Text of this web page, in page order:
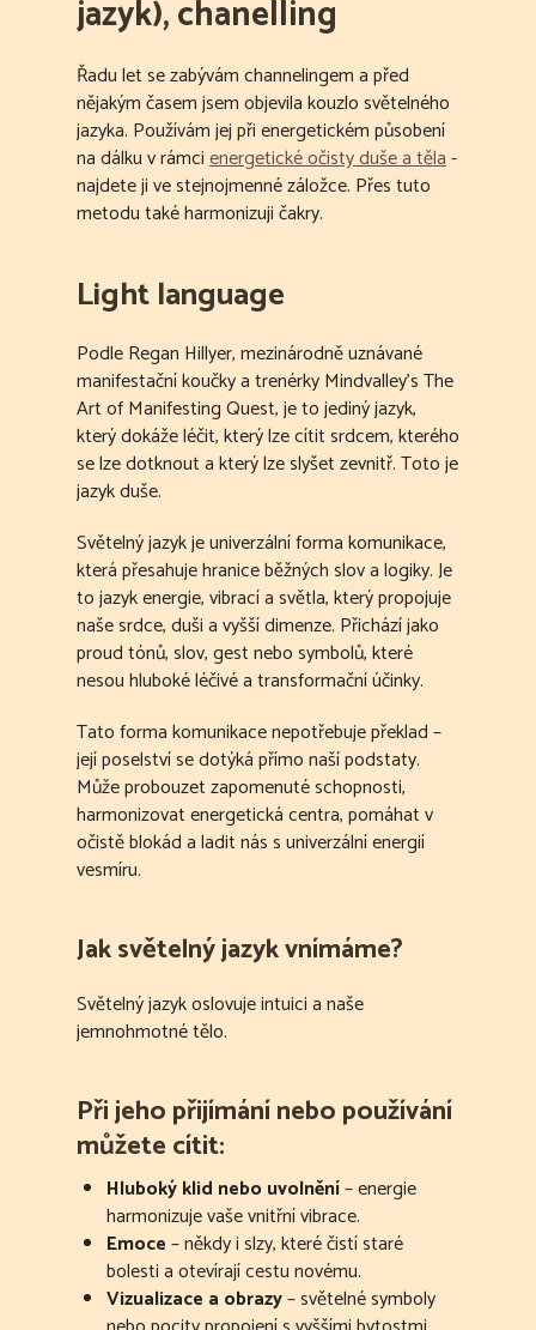
jazyk), chanelling
Řadu let se zabývám channelingem a před
nějakým časem jsem objevila kouzlo světelného
jazyka. Používám jej při energetickém působení
na dálku v rámcienergetické očisty duše a těla-
najdete ji ve stejnojmenné záložce. Přes tuto
metodu také harmonizuji čakry.
Light language
Podle Regan Hillyer, mezinárodně uznávané
manifestační koučky a trenérky Mindvalley’s The
Art of Manifesting Quest, je to jediný jazyk,
který dokáže léčit, který lze cítit srdcem, kterého
se lze dotknout a který lze slyšet zevnitř. Toto je
jazyk duše.
Světelný jazyk je univerzální forma komunikace,
která přesahuje hranice běžných slov a logiky. Je
to jazyk energie, vibrací a světla, který propojuje
naše srdce, duši a vyšší dimenze. Přichází jako
proud tónů, slov, gest nebo symbolů, které
nesou hluboké léčivé a transformační účinky.
Tato forma komunikace nepotřebuje překlad –
její poselství se dotýká přímo naší podstaty.
Může probouzet zapomenuté schopnosti,
harmonizovat energetická centra, pomáhat v
očistě blokád a ladit nás s univerzální energií
vesmíru.
Jak světelný jazyk vnímáme?
Světelný jazyk oslovuje intuici a naše
jemnohmotné tělo.
Při jeho přijímání nebo používání
můžete cítit:
Hluboký klid nebo uvolnění– energie
harmonizuje vaše vnitřní vibrace.
Emoce– někdy i slzy, které čistí staré
bolesti a otevírají cestu novému.
Vizualizace a obrazy– světelné symboly